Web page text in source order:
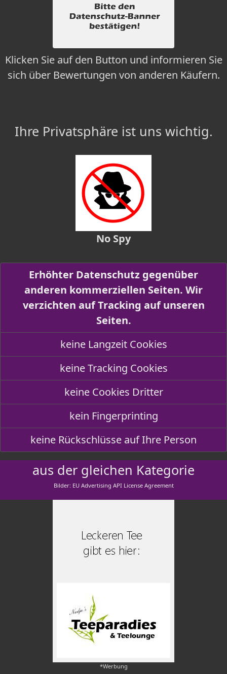
Klicken Sie auf den Button und informieren Sie
sich über Bewertungen von anderen Käufern.
Ihre Privatsphäre ist uns wichtig.
No Spy
Erhöhter Datenschutz gegenüber
anderen kommerziellen Seiten. Wir
verzichten auf Tracking auf unseren
Seiten.
keine Langzeit Cookies
keine Tracking Cookies
keine Cookies Dritter
kein Fingerprinting
keine Rückschlüsse auf Ihre Person
aus der gleichen Kategorie
Bilder: EU Advertising API License Agreement
*Werbung